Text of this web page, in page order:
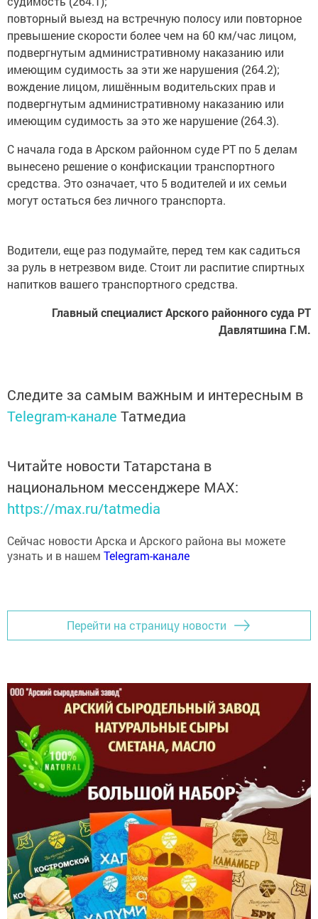
повторный выезд на встречную полосу или повторное
превышение скорости более чем на 60 км/час лицом,
подвергнутым административному наказанию или
имеющим судимость за эти же нарушения (264.2);
вождение лицом, лишённым водительских прав и
подвергнутым административному наказанию или
имеющим судимость за это же нарушение (264.3).
вынесено решение о конфискации транспортного
средства. Это означает, что 5 водителей и их семьи
могут остаться без личного транспорта.
за руль в нетрезвом виде. Стоит ли распитие спиртных
напитков вашего транспортного средства.
Давлятшина Г.М.
Telegram-каналеТатмедиа
Читайте новости Татарстана в
национальном мессенджере MАХ:
https://max.ru/tatmedia
узнать и в нашемTelegram-канале
Перейти на страницу новости